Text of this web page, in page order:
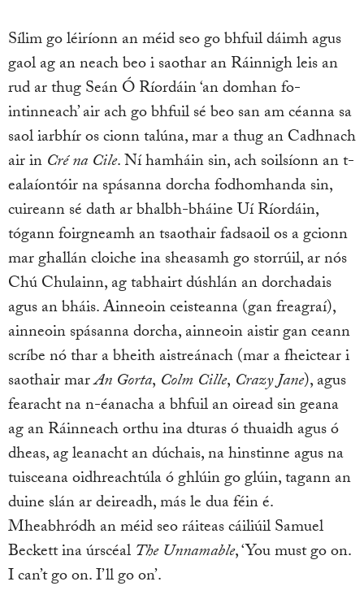
Sílim go léiríonn an méid seo go bhfuil dáimh agus
gaol ag an neach beo i saothar an Ráinnigh leis an
rud ar thug Seán Ó Ríordáin ‘an domhan fo-
intinneach’ air ach go bhfuil sé beo san am céanna sa
saol iarbhír os cionn talúna, mar a thug an Cadhnach
air in Cré na Cile. Ní hamháin sin, ach soilsíonn an t-
ealaíontóir na spásanna dorcha fodhomhanda sin,
cuireann sé dath ar bhalbh-bháine Uí Ríordáin,
tógann foirgneamh an tsaothair fadsaoil os a gcionn
mar ghallán cloiche ina sheasamh go storrúil, ar nós
Chú Chulainn, ag tabhairt dúshlán an dorchadais
agus an bháis. Ainneoin ceisteanna (gan freagraí),
ainneoin spásanna dorcha, ainneoin aistir gan ceann
scríbe nó thar a bheith aistreánach (mar a fheictear i
saothair marAn Gorta, Colm Cille, Crazy Jane), agus
fearacht na n-éanacha a bhfuil an oiread sin geana
ag an Ráinneach orthu ina dturas ó thuaidh agus ó
dheas, ag leanacht an dúchais, na hinstinne agus na
tuisceana oidhreachtúla ó ghlúin go glúin, tagann an
duine slán ar deireadh, más le dua féin é.
Mheabhródh an méid seo ráiteas cáiliúil Samuel
Beckett ina úrscéal The Unnamable, ‘You must go on.
I can’t go on. I’ll go on’.